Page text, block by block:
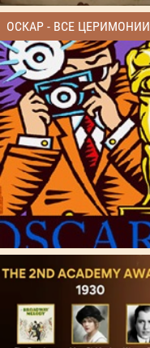
ОСКАР - ВСЕ ЦЕРИМОНИИ